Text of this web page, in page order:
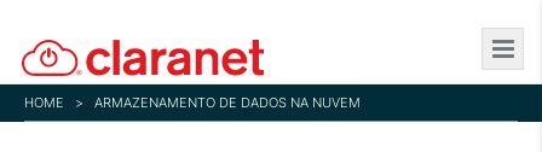
to
main
content
HOME > ARMAZENAMENTO DE DADOS NA NUVEM